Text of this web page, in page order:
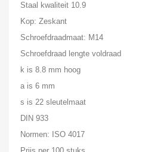
Staal kwaliteit 10.9
Kop: Zeskant
Schroefdraadmaat: M14
Schroefdraad lengte voldraad
k is 8.8 mm hoog
a is 6 mm
s is 22 sleutelmaat
DIN 933
Normen: ISO 4017